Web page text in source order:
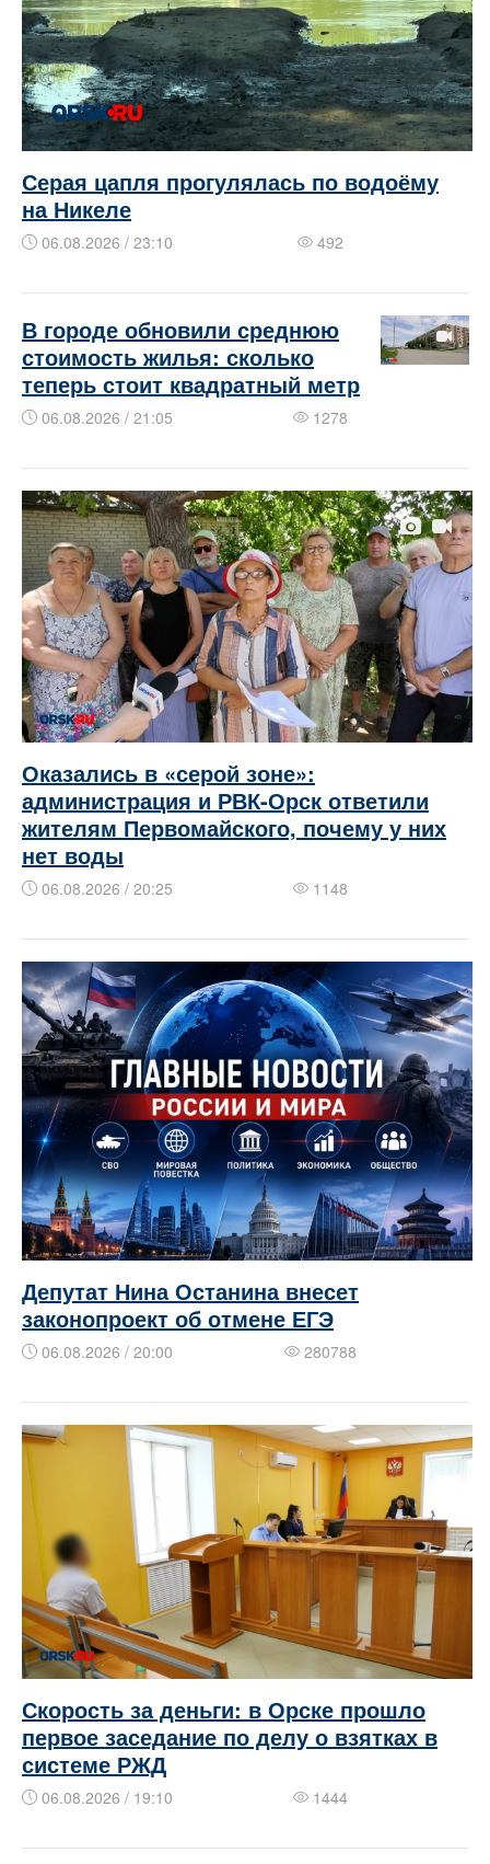
Серая цапля прогулялась по водоёму
на Никеле
06.08.2026 / 23:10 492
В городе обновили среднюю
стоимость жилья: сколько
теперь стоит квадратный метр
06.08.2026 / 21:05 1278
Оказались в «серой зоне»:
администрация и РВК-Орск ответили
жителям Первомайского, почему у них
нет воды
06.08.2026 / 20:25 1148
Депутат Нина Останина внесет
законопроект об отмене ЕГЭ
06.08.2026 / 20:00 280788
Скорость за деньги: в Орске прошло
первое заседание по делу о взятках в
системе РЖД
06.08.2026 / 19:10 1444